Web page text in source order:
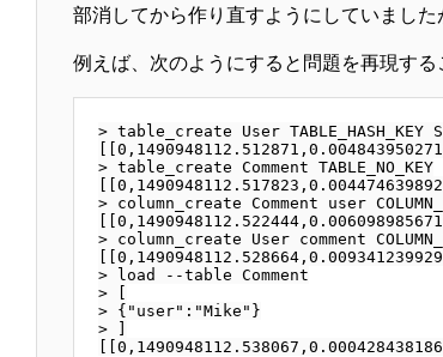
部消してから作り直すようにしていまし
例えば、次のようにすると問題を再現する
> table_create User TABLE_HASH_KEY
> table_create Comment TABLE_NO_KEY
> column_create Comment user
> column_create User comment
> load --table Comment
> [
> {"user":"Mike"}
> ]